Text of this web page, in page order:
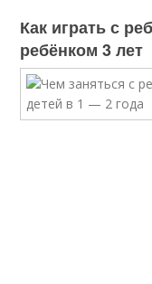
Как играть с
ребёнком 3 лет